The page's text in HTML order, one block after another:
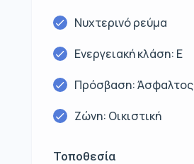
Νυχτερινό ρεύμα
Ενεργειακή κλάση: Ε
Πρόσβαση: Άσφαλτος
Ζώνη: Οικιστική
Τοποθεσία